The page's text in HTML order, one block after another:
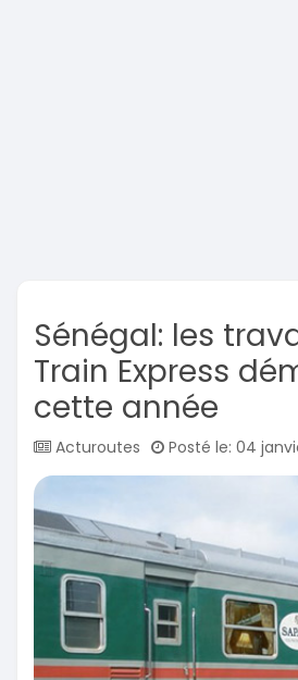
Sénégal: les
Train Express
cette année
Acturoutes Posté le: 04